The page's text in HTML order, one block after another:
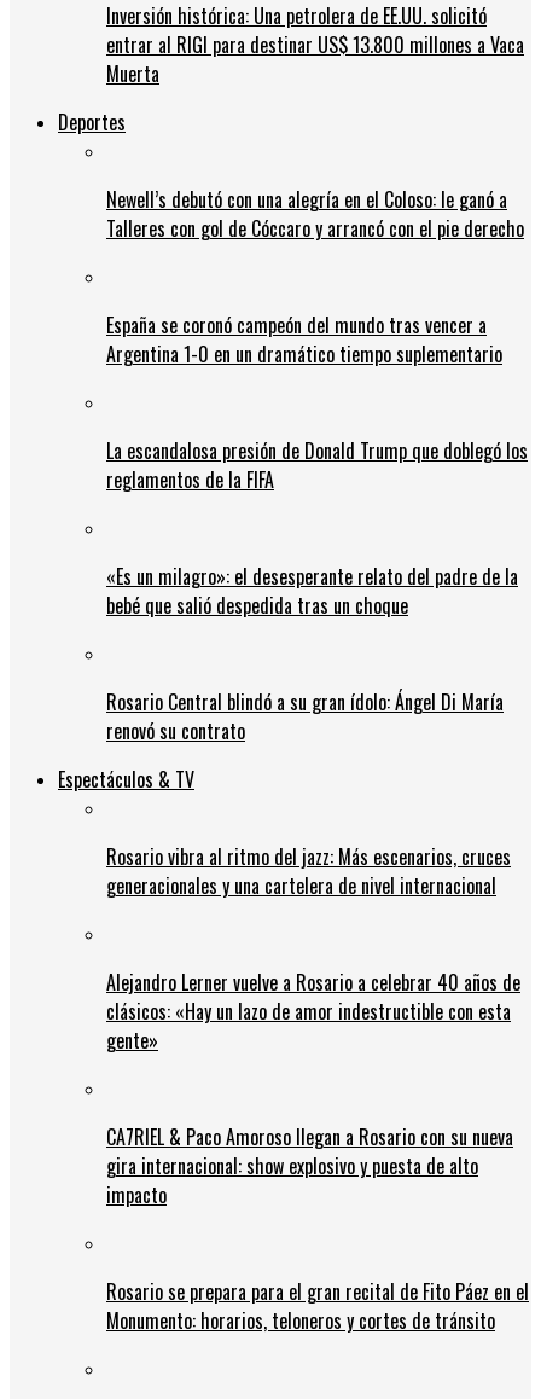
Inversión histórica: Una petrolera de EE.UU. solicitó
entrar al RIGI para destinar US$ 13.800 millones a Vaca
Muerta
Deportes
Newell’s debutó con una alegría en el Coloso: le ganó a
Talleres con gol de Cóccaro y arrancó con el pie derecho
España se coronó campeón del mundo tras vencer a
Argentina 1-0 en un dramático tiempo suplementario
La escandalosa presión de Donald Trump que doblegó los
reglamentos de la FIFA
«Es un milagro»: el desesperante relato del padre de la
bebé que salió despedida tras un choque
Rosario Central blindó a su gran ídolo: Ángel Di María
renovó su contrato
Espectáculos & TV
Rosario vibra al ritmo del jazz: Más escenarios, cruces
generacionales y una cartelera de nivel internacional
Alejandro Lerner vuelve a Rosario a celebrar 40 años de
clásicos: «Hay un lazo de amor indestructible con esta
gente»
CA7RIEL & Paco Amoroso llegan a Rosario con su nueva
gira internacional: show explosivo y puesta de alto
impacto
Rosario se prepara para el gran recital de Fito Páez en el
Monumento: horarios, teloneros y cortes de tránsito